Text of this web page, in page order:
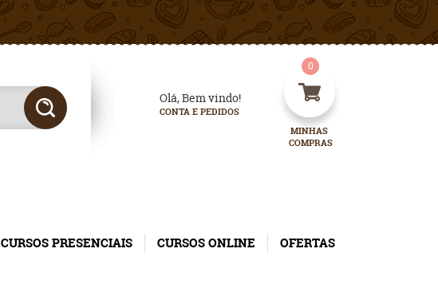
Olá, Bem vindo!
CONTA E PEDIDOS
MINHAS
COMPRAS
0
CURSOS PRESENCIAIS CURSOS ONLINE OFERTAS